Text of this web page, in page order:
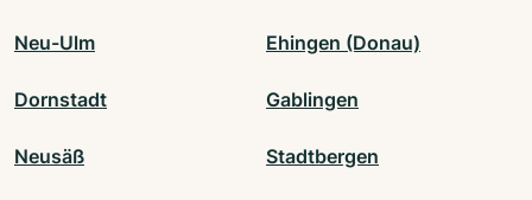
Neu-Ulm Ehingen (Donau)
Dornstadt Gablingen
Neusäß Stadtbergen